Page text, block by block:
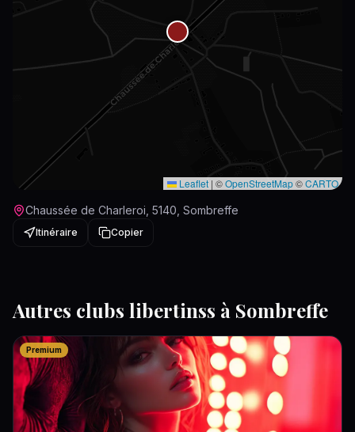
Leaflet | ©OpenStreetMap©CARTO
Chaussée de Charleroi, 5140, Sombreffe
Itinéraire Copier
Autres clubs libertinss à Sombreffe
Premium